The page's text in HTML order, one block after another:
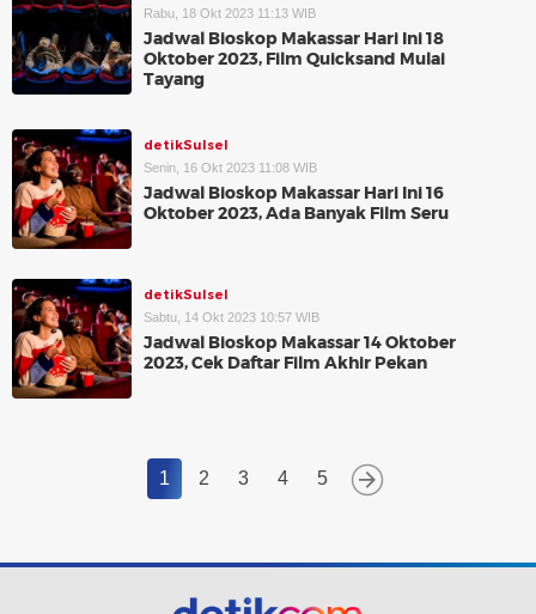
Rabu, 18 Okt 2023 11:13 WIB
Jadwal Bioskop Makassar Hari Ini 18
Oktober 2023, Film Quicksand Mulai
Tayang
detikSulsel
Senin, 16 Okt 2023 11:08 WIB
Jadwal Bioskop Makassar Hari Ini 16
Oktober 2023, Ada Banyak Film Seru
detikSulsel
Sabtu, 14 Okt 2023 10:57 WIB
Jadwal Bioskop Makassar 14 Oktober
2023, Cek Daftar Film Akhir Pekan
1 2 3 4 5